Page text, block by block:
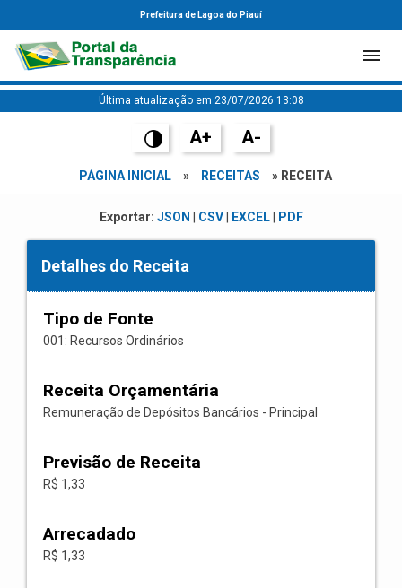
Prefeitura de Lagoa do Piauí
Última atualização em 23/07/2026 13:08
A+ A-
PÁGINA INICIAL » RECEITAS » RECEITA
Exportar: JSON CSV| EXCEL| PDF
Detalhes do Receita
Tipo de Fonte
001: Recursos Ordinários
Receita Orçamentária
Remuneração de Depósitos Bancários - Principal
Previsão de Receita
R$ 1,33
Arrecadado
R$ 1,33